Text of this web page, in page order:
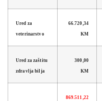
Ured za
veterinarstvo
66.720,34
KM
Ured za zaštitu
zdravlja bilja
300,00
KM
869.511,22